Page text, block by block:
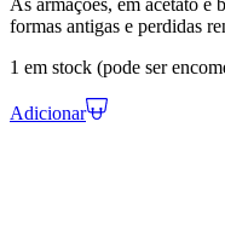
formas antigas e perdidas
1 em stock (pode ser
Adicionar